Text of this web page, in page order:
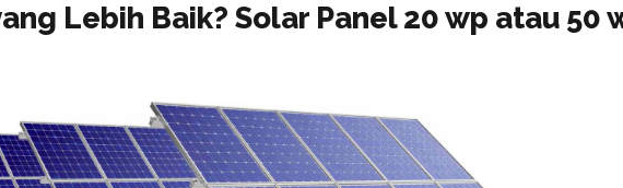
Lebih Baik? Solar Panel 20 wp atau 50